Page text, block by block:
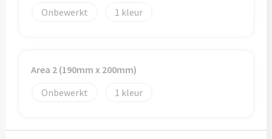
Schrijf & papierwaren
Potloden
Markeerstiften
Onbewerkt
1
Area 2 (190mm x 200mm)
Onbewerkt
1